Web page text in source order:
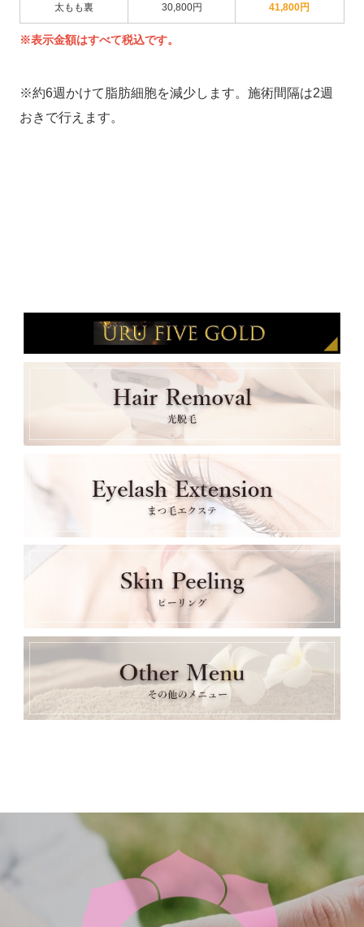
太もも裏 30,800円 41,800円​​​​​​​
※表示金額はすべて税込です。
※約6週かけて脂肪細胞を減少します。施術間隔は2週
おきで行えます。